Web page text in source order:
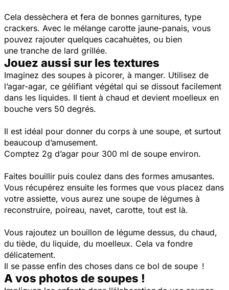
Cela dessèchera et fera de bonnes garnitures, type
crackers. Avec le mélange carotte jaune-panais, vous
pouvez rajouter quelques cacahuètes, ou bien
une tranche de lard grillée.
Jouez aussi sur les textures
Imaginez des soupes à picorer, à manger. Utilisez de
l’agar-agar, ce gélifiant végétal qui se dissout facilement
dans les liquides. Il tient à chaud et devient moelleux en
bouche vers 50 degrés.
Il est idéal pour donner du corps à une soupe, et surtout
beaucoup d’amusement.
Comptez 2g d’agar pour 300 ml de soupe environ.
Faites bouillir puis coulez dans des formes amusantes.
Vous récupérez ensuite les formes que vous placez dans
votre assiette, vous aurez une soupe de légumes à
reconstruire, poireau, navet, carotte, tout est là.
Vous rajoutez un bouillon de légume dessus, du chaud,
du tiède, du liquide, du moelleux. Cela va fondre
délicatement.
Il se passe enfin des choses dans ce bol de soupe !
A vos photos de soupes !